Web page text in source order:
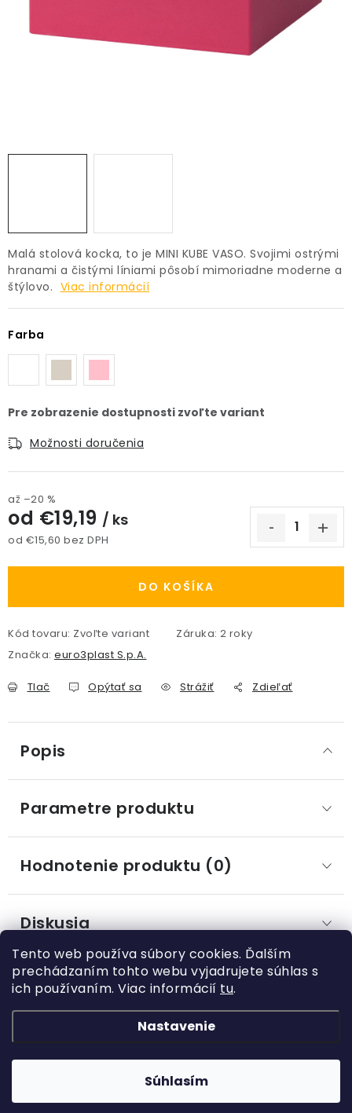
Tento web používa súbory cookies. Ďalším
prechádzaním tohto webu vyjadrujete súhlas s
ich používaním. Viac informácií tu.
Nastavenie
Súhlasím
SUBSTRÁTY A HNOJIVÁ
KVETINÁČE A OBALY NA RASTLINY
Podmienky ochrany osobných údajov
O nás
Spôsoby platby
Informácie o doprave
Malá stolová kocka, to je MINI KUBE VASO. Svojimi ostrými
hranami a čistými líniami pôsobí mimoriadne moderne a
štýlovo. Viac informácií
Farba
Možnosti doručenia
až –20 %
od €19,19 / ks
od €15,60 bez DPH
DO KOŠÍKA
Kód tovaru: Zvoľte variant Záruka: 2 roky
Značka: euro3plast S.p.A.
Tlač Opýtať sa Strážiť Zdieľať
Popis
Parametre produktu
Hodnotenie produktu (0)
Diskusia
á
p
äRastliny
Obchodné podmienky